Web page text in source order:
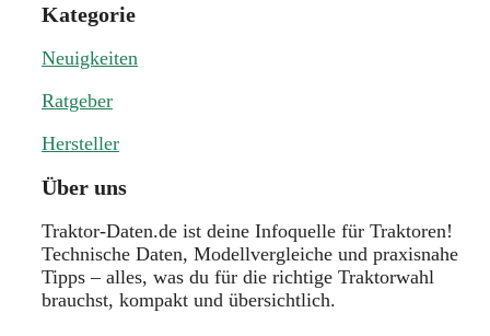
Kategorie
Neuigkeiten
Ratgeber
Hersteller
Über uns
Traktor-Daten.de ist deine Infoquelle für Traktoren!
Technische Daten, Modellvergleiche und praxisnahe
Tipps – alles, was du für die richtige Traktorwahl
brauchst, kompakt und übersichtlich.